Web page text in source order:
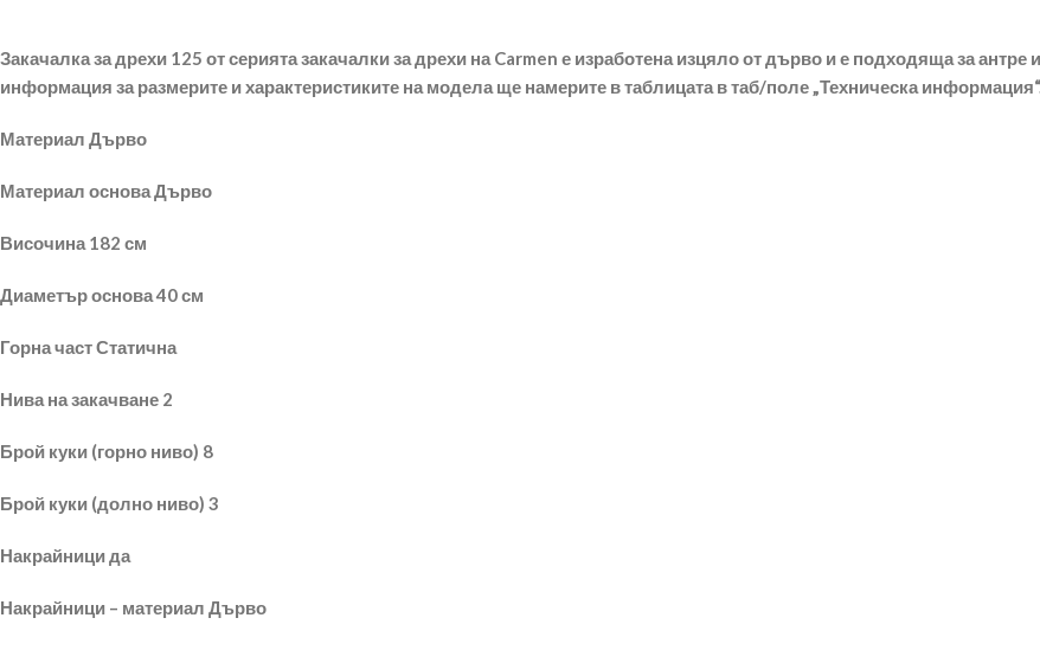
Закачалка за дрехи 125 от серията закачалки за дрехи на Carmen е изработена изцяло от дърво и е подходяща за
информация за размерите и характеристиките на модела ще намерите в таблицата в таб/поле „Техническа
Материал Дърво
Материал основа Дърво
Височина 182 см
Диаметър основа 40 см
Горна част Статична
Нива на закачване 2
Брой куки (горно ниво) 8
Брой куки (долно ниво) 3
Накрайници да
Накрайници – материал Дърво